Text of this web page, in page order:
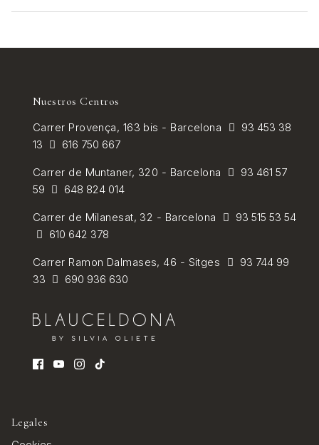
Nuestros Centros
Carrer Provença, 163 bis - Barcelona
93 453 38
13
616 750 667
Carrer de Muntaner, 320 - Barcelona
93 461 57
59
648 824 014
Carrer de Milanesat, 32 - Barcelona
93 515 53 54
610 642 378
Carrer Ramon Dalmases, 46 - Sitges
93 744 99
33
690 936 630
Legales